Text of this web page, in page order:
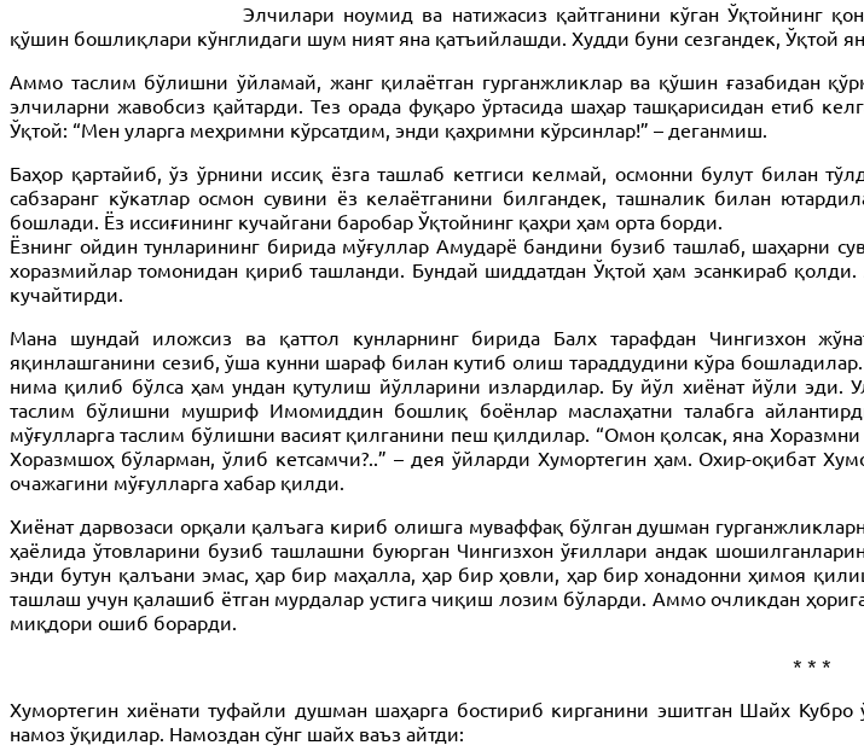
Элчилари ноумид ва натижасиз қайтганини кўган Ўқтойнинг
қўшин бошлиқлари кўнглидаги шум ният яна қатъийлашди. Худди буни сезгандек, Ўқтой
Аммо таслим бўлишни ўйламай, жанг қилаётган гурганжликлар ва қўшин ғазабидан
элчиларни жавобсиз қайтарди. Тез орада фуқаро ўртасида шаҳар ташқарисидан етиб
Ўқтой: “Мен уларга меҳримни кўрсатдим, энди қаҳримни кўрсинлар!” – деганмиш.
Баҳор қартайиб, ўз ўрнини иссиқ ёзга ташлаб кетгиси келмай, осмонни булут билан
сабзаранг кўкатлар осмон сувини ёз келаётганини билгандек, ташналик билан
бошлади. Ёз иссиғининг кучайгани баробар Ўқтойнинг қаҳри ҳам орта борди.
Ёзнинг ойдин тунларининг бирида мўғуллар Амударё бандини бузиб ташлаб, шаҳарни
хоразмийлар томонидан қириб ташланди. Бундай шиддатдан Ўқтой ҳам эсанкираб
кучайтирди.
Мана шундай иложсиз ва қаттол кунларнинг бирида Балх тарафдан Чингизхон
яқинлашганини сезиб, ўша кунни шараф билан кутиб олиш тараддудини кўра
нима қилиб бўлса ҳам ундан қутулиш йўлларини излардилар. Бу йўл хиёнат йўли эди.
таслим бўлишни мушриф Имомиддин бошлиқ боёнлар маслаҳатни талабга
мўғулларга таслим бўлишни васият қилганини пеш қилдилар. “Омон қолсак, яна
Хоразмшоҳ бўларман, ўлиб кетсамчи?..” – дея ўйларди Хумортегин ҳам. Охир-оқибат
очажагини мўғулларга хабар қилди.
Хиёнат дарвозаси орқали қалъага кириб олишга муваффақ бўлган душман
ҳаёлида ўтовларини бузиб ташлашни буюрган Чингизхон ўғиллари андак
энди бутун қалъани эмас, ҳар бир маҳалла, ҳар бир ҳовли, ҳар бир хонадонни ҳимоя
ташлаш учун қалашиб ётган мурдалар устига чиқиш лозим бўларди. Аммо очликдан
миқдори ошиб борарди.
* * *
Хумортегин хиёнати туфайли душман шаҳарга бостириб кирганини эшитган Шайх
намоз ўқидилар. Намоздан сўнг шайх ваъз айтди: